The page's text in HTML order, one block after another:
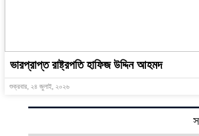
ভারপ্রাপ্ত রাষ্ট্রপতি হাফিজ উদ্দিন আহমদ
শুক্রবার, ২৪ জুলাই, ২০২৬